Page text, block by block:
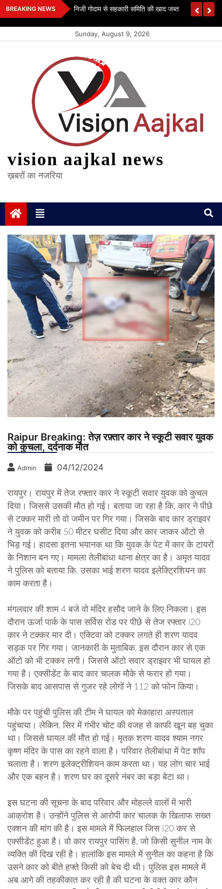
Skip
to
BREAKING NEWS निजी गोदाम से सहकारी समिति की खाद जब्त
Sunday, August 9, 2026
vision aajkal news
ख़बरों का नजरिया
Raipur Breaking: तेज़ रफ़्तार कार ने स्कूटी सवार युवक
को कुचला, दर्दनाक मौत
Admin 04/12/2024
रायपुर। रायपुर में तेज रफ्तार कार ने स्कूटी सवार युवक को कुचल
दिया। जिससे उसकी मौत हो गई। बताया जा रहा है कि, कार ने पीछे
से टक्कर मारी तो वो जमीन पर गिर गया। जिसके बाद कार ड्राइवर
ने युवक को करीब 50 मीटर घसीट दिया और कार जाकर ऑटो से
भिड़ गई। हादसा इतना भयानक था कि युवक के पेट में कार के टायरों
के निशान बन गए। मामला तेलीबांधा थाना क्षेत्र का है। अमृत यादव
ने पुलिस को बताया कि, उसका भाई शरण यादव इलेक्ट्रिशियन का
काम करता है।
मंगलवार की शाम 4 बजे वो मंदिर हसौद जाने के लिए निकला। इस
दौरान ऊर्जा पार्क के पास सर्विस रोड पर पीछे से तेज रफ्तार i20
कार ने टक्कर मार दी। एक्टिवा को टक्कर लगते ही शरण यादव
सड़क पर गिर गया। जानकारी के मुताबिक, इस दौरान कार से एक
ऑटो को भी टक्कर लगी। जिससे ऑटो सवार ड्राइवर भी घायल हो
गया है। एक्सीडेंट के बाद कार चालक मौके से फरार हो गया।
जिसके बाद आसपास से गुजर रहे लोगों ने 112 को फोन किया।
मौके पर पहुंची पुलिस की टीम ने घायल को मेकाहारा अस्पताल
पहुंचाया। लेकिन, सिर में गंभीर चोट की वजह से काफी खून बह चुका
था। जिससे घायल की मौत हो गई। मृतक शरण यादव श्याम नगर
कृष्ण मंदिर के पास का रहने वाला है। परिवार तेलीबांधा में पेट शॉप
चलाता है। शरण इलेक्ट्रीशियन काम करता था। यह लोग चार भाई
और एक बहन है। शरण घर का दूसरे नंबर का बड़ा बेटा था।
इस घटना की सूचना के बाद परिवार और मोहल्ले वालों में भारी
आक्रोश है। उन्होंने पुलिस से आरोपी कार चालक के खिलाफ सख्त
एक्शन की मांग की है। इस मामले में फिलहाल जिस i20 कर से
एक्सीडेंट हुआ है। वो कार रायपुर पासिंग है, जो किसी सुनील नाम के
व्यक्ति की दिख रही है। हालांकि इस मामले में सुनील का कहना है कि
उसने कार को बीते हफ्ते किसी को बेच दी थी। पुलिस इस मामले में
अब आगे की तहकीकात कर रही है की घटना के वक्त कार कौन